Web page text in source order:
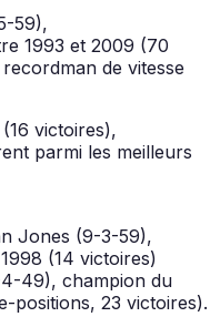
59),
1993 et 2009 (70
de vitesse
victoires),
parmi les meilleurs
Jones (9-3-59),
(14 victoires)
4-49), champion du
positions, 23 victoires).